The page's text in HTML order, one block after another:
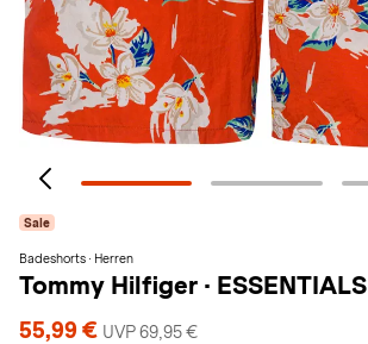
Sale
Badeshorts · Herren
Tommy Hilfiger · ESSENTIALS
55,99 € UVP 69,95 €